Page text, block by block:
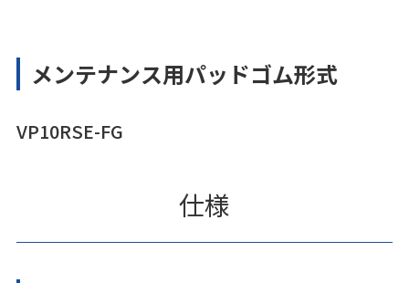
メンテナンス用パッドゴム形式
VP10RSE-FG
仕様